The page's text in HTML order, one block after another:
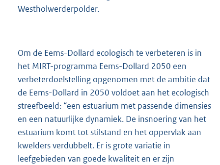
Westholwerderpolder.
Om de Eems-Dollard ecologisch te verbeteren is in
het MIRT-programma Eems-Dollard 2050 een
verbeterdoelstelling opgenomen met de ambitie dat
de Eems-Dollard in 2050 voldoet aan het ecologisch
streefbeeld: “een estuarium met passende dimensies
en een natuurlijke dynamiek. De insnoering van het
estuarium komt tot stilstand en het oppervlak aan
kwelders verdubbelt. Er is grote variatie in
leefgebieden van goede kwaliteit en er zijn